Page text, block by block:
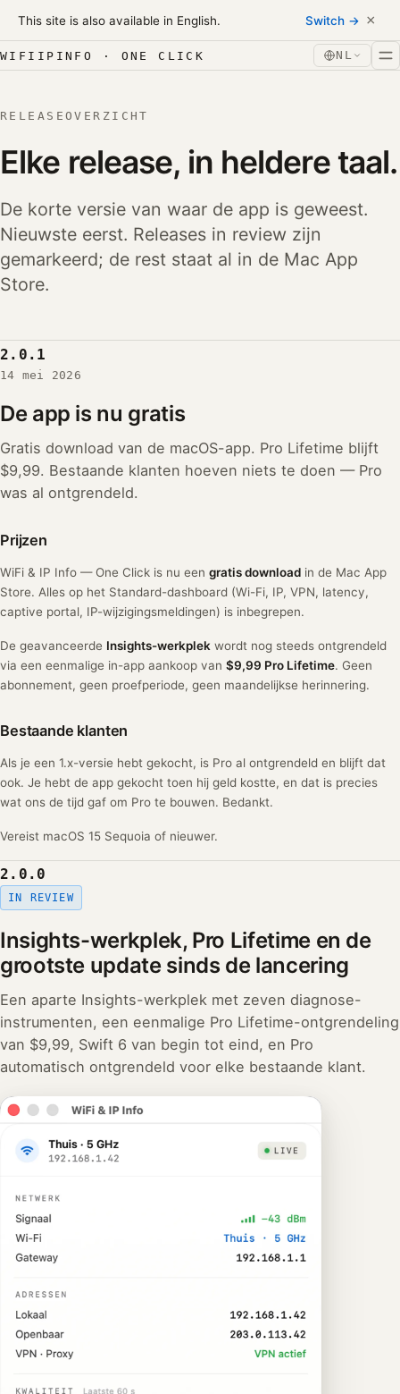
This site is also available in English. Switch → ×
Naar inhoud
WIFIIPINFO · ONE CLICK NL
RELEASEOVERZICHT
Elke release, in heldere taal.
De korte versie van waar de app is geweest.
Nieuwste eerst. Releases in review zijn
gemarkeerd; de rest staat al in de Mac App
Store.
2.0.1
14 mei 2026
De app is nu gratis
Gratis download van de macOS-app. Pro Lifetime blijft
$9,99. Bestaande klanten hoeven niets te doen — Pro
was al ontgrendeld.
Prijzen
WiFi & IP Info — One Click is nu een gratis download in de Mac App
Store. Alles op het Standard-dashboard (Wi-Fi, IP, VPN, latency,
captive portal, IP-wijzigingsmeldingen) is inbegrepen.
De geavanceerde Insights-werkplek wordt nog steeds ontgrendeld
via een eenmalige in-app aankoop van $9,99 Pro Lifetime. Geen
abonnement, geen proefperiode, geen maandelijkse herinnering.
Bestaande klanten
Als je een 1.x-versie hebt gekocht, is Pro al ontgrendeld en blijft dat
ook. Je hebt de app gekocht toen hij geld kostte, en dat is precies
wat ons de tijd gaf om Pro te bouwen. Bedankt.
Vereist macOS 15 Sequoia of nieuwer.
2.0.0
IN REVIEW
Insights-werkplek, Pro Lifetime en de
grootste update sinds de lancering
Een aparte Insights-werkplek met zeven diagnose-
instrumenten, een eenmalige Pro Lifetime-ontgrendeling
van $9,99, Swift 6 van begin tot eind, en Pro
automatisch ontgrendeld voor elke bestaande klant.